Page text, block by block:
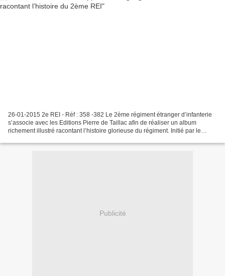
26-01-2015 2e REI - Réf : 358 -382 Le 2ème régiment étranger d’infanterie
s’associe avec les Editions Pierre de Taillac afin de réaliser un album
richement illustré racontant l’histoire glorieuse du régiment. Initié par le
Publicité